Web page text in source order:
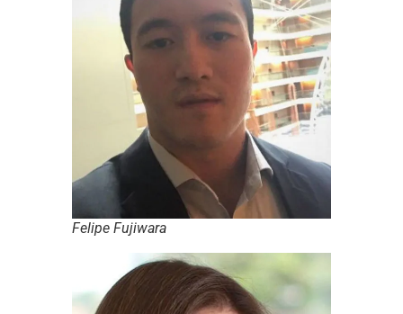
Felipe Fujiwara